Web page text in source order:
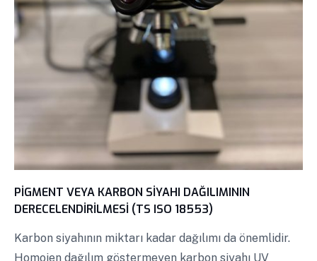
PİGMENT VEYA KARBON SİYAHI DAĞILIMININ
DERECELENDİRİLMESİ (TS ISO 18553)
Karbon siyahının miktarı kadar dağılımı da önemlidir.
Homojen dağılım göstermeyen karbon siyahı UV